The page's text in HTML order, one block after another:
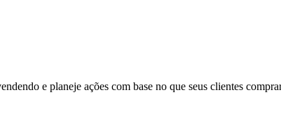
e planeje ações com base no que seus clientes